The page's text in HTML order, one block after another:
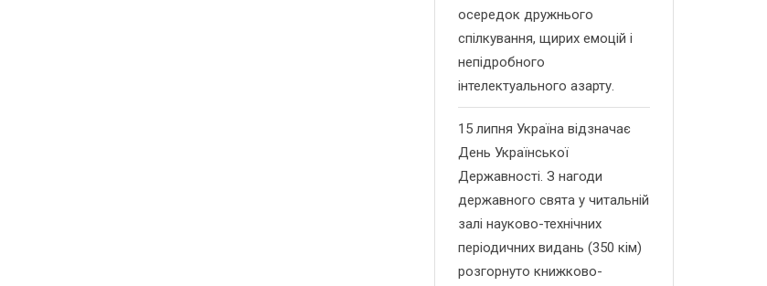
осередок дружнього
спілкування, щирих емоцій і
непідробного
інтелектуального азарту.
15 липня Україна відзначає
День Української
Державності. З нагоди
державного свята у читальній
залі науково-технічних
періодичних видань (350 кім)
розгорнуто книжково-